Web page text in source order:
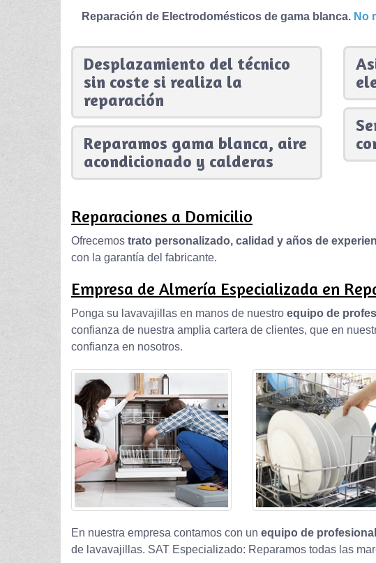
Reparación de Electrodomésticos de gama blanca. No
Desplazamiento del técnico
sin coste si realiza la
reparación
Reparamos gama blanca, aire
acondicionado y calderas
Reparaciones a Domicilio
Ofrecemos trato personalizado, calidad y años de
con la garantía del fabricante.
Empresa de Almería Especializada en
Ponga su lavavajillas en manos de nuestro equipo de
confianza de nuestra amplia cartera de clientes, que en
confianza en nosotros.
En nuestra empresa contamos con un equipo de
de lavavajillas. SAT Especializado: Reparamos todas las